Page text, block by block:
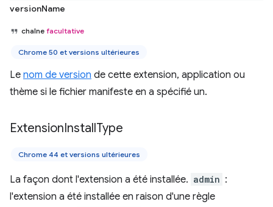
versionName
chaîne facultative
Chrome 50 et versions ultérieures
Le nom de version de cette extension, application ou
thème si le fichier manifeste en a spécifié un.
ExtensionInstallType
Chrome 44 et versions ultérieures
La façon dont l'extension a été installée. admin :
l'extension a été installée en raison d'une règle